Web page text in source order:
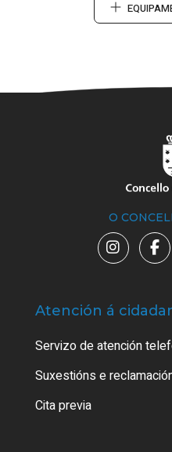
O
Atención á
Servizo de atención
Suxestións e
Cita previa